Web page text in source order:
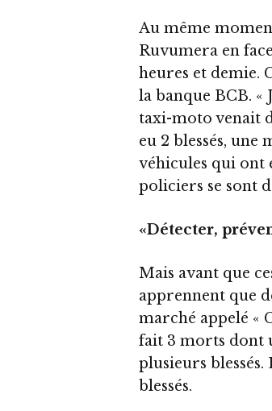
Au même
Ruvumera en
heures et demie.
la banque BCB. «
taxi-moto venait
eu 2 blessés, une
véhicules qui ont
policiers se sont
«Détecter,
Mais avant que
apprennent que
marché appelé «
fait 3 morts dont
plusieurs
blessés.